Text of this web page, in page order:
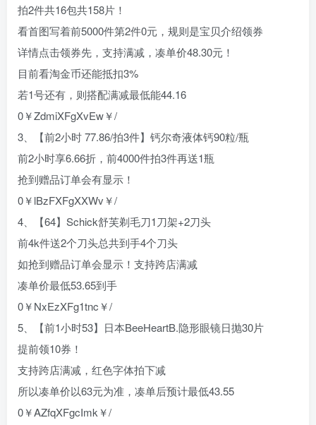
拍2件共16包共158片！
看首图写着前5000件第2件0元，规则是宝贝介绍领券
详情点击领券先，支持满减，凑单价48.30元！
目前看淘金币还能抵扣3%
若1号还有，则搭配满减最低能44.16
0￥ZdmiXFgXvEw￥/
3、【前2小时 77.86/拍3件】钙尔奇液体钙90粒/瓶
前2小时享6.66折，前4000件拍3件再送1瓶
抢到赠品订单会有显示！
0￥lBzFXFgXXWv￥/
4、【64】Schick舒芙剃毛刀1刀架+2刀头
前4k件送2个刀头总共到手4个刀头
如抢到赠品订单会显示！支持跨店满减
凑单价最低53.65到手
0￥NxEzXFg1tnc￥/
5、【前1小时53】日本BeeHeartB.隐形眼镜日抛30片
提前领10券！
支持跨店满减，红色字体拍下减
所以凑单价以63元为准，凑单后预计最低43.55
0￥AZfqXFgcImk￥/